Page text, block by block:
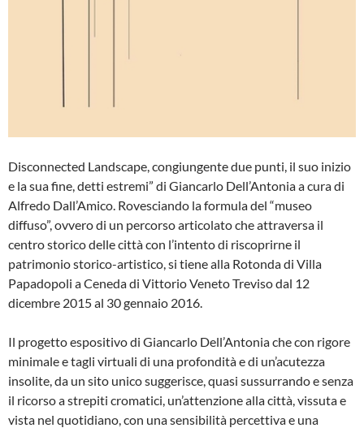
Disconnected Landscape, congiungente due punti, il suo inizio
e la sua fine, detti estremi” di Giancarlo Dell’Antonia a cura di
Alfredo Dall’Amico. Rovesciando la formula del “museo
diffuso”, ovvero di un percorso articolato che attraversa il
centro storico delle città con l’intento di riscoprirne il
patrimonio storico-artistico, si tiene alla Rotonda di Villa
Papadopoli a Ceneda di Vittorio Veneto Treviso dal 12
dicembre 2015 al 30 gennaio 2016.
Il progetto espositivo di Giancarlo Dell’Antonia che con rigore
minimale e tagli virtuali di una profondità e di un’acutezza
insolite, da un sito unico suggerisce, quasi sussurrando e senza
il ricorso a strepiti cromatici, un’attenzione alla città, vissuta e
vista nel quotidiano, con una sensibilità percettiva e una